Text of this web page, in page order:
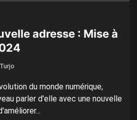
adresse : Mise à
du monde numérique,
parler d'elle avec une nouvelle